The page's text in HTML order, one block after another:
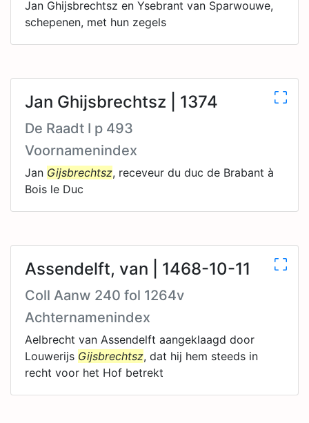
Jan Ghijsbrechtsz en Ysebrant van Sparwouwe,
schepenen, met hun zegels
Jan Ghijsbrechtsz | 1374
De Raadt I p 493
Voornamenindex
Jan Gijsbrechtsz, receveur du duc de Brabant à
Bois le Duc
Assendelft, van | 1468-10-11
Coll Aanw 240 fol 1264v
Achternamenindex
Aelbrecht van Assendelft aangeklaagd door
Louwerijs Gijsbrechtsz, dat hij hem steeds in
recht voor het Hof betrekt